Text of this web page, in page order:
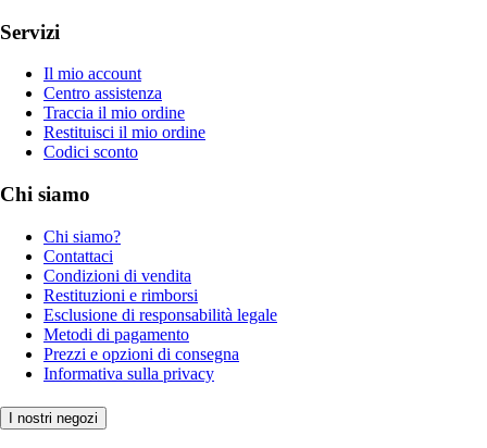
Servizi
Il mio account
Centro assistenza
Traccia il mio ordine
Restituisci il mio ordine
Codici sconto
Chi siamo
Chi siamo?
Contattaci
Condizioni di vendita
Restituzioni e rimborsi
Esclusione di responsabilità legale
Metodi di pagamento
Prezzi e opzioni di consegna
Informativa sulla privacy
I nostri negozi